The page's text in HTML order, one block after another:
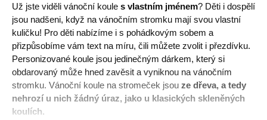
Už jste viděli vánoční koule s vlastním jménem? Děti i dospělí
jsou nadšeni, když na vánočním stromku mají svou vlastní
kuličku! Pro děti nabízíme i s pohádkovým sobem a
přizpůsobíme vám text na míru, čili můžete zvolit i přezdívku.
Personizované koule jsou jedinečným dárkem, který si
obdarovaný může hned zavěsit a vyniknou na vánočním
stromku. Vánoční koule na stromeček jsou ze dřeva, a tedy
nehrozí u nich žádný úraz, jako u klasických skleněných
koulích.